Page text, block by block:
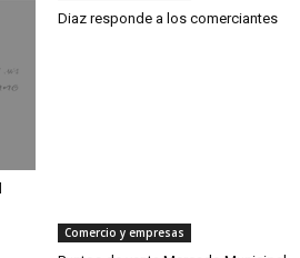
Diaz responde a los comerciantes
Comercio y empresas